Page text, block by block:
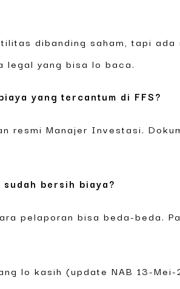
dibanding saham, tapi
legal yang bisa lo baca.
yang tercantum di FFS?
resmi Manajer Investasi.
bersih biaya?
pelaporan bisa beda-beda.
lo kasih (update NAB 13-